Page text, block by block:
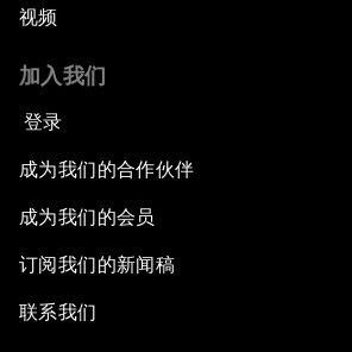
视频
加入我们
登录
成为我们的合作伙伴
成为我们的会员
订阅我们的新闻稿
联系我们